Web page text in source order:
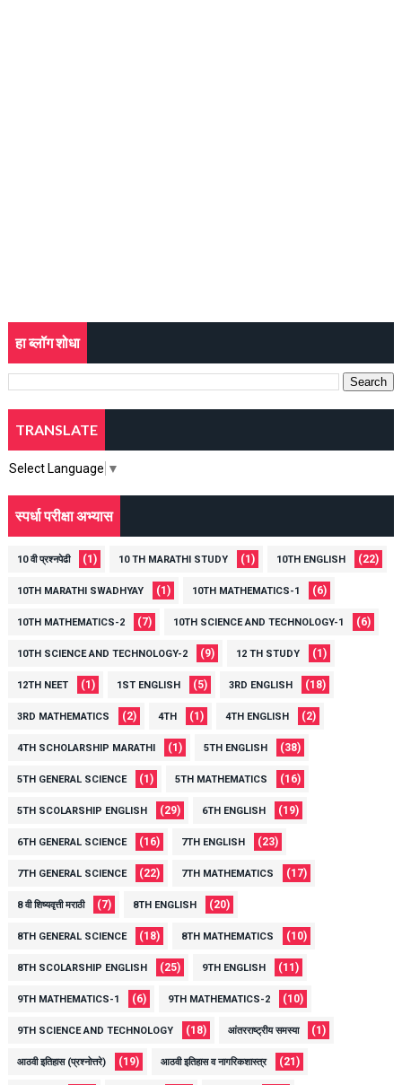
हा ब्लॉग शोधा
TRANSLATE
Select Language ▼
स्पर्धा परीक्षा अभ्यास
10 वी प्रश्नपेढी (1) 10 TH MARATHI STUDY (1) 10TH ENGLISH (22)
10TH MARATHI SWADHYAY (1) 10TH MATHEMATICS-1 (6)
10TH MATHEMATICS-2 (7) 10TH SCIENCE AND TECHNOLOGY-1 (6)
10TH SCIENCE AND TECHNOLOGY-2 (9) 12 TH STUDY (1)
12TH NEET (1) 1ST ENGLISH (5) 3RD ENGLISH (18)
3RD MATHEMATICS (2) 4TH (1) 4TH ENGLISH (2)
4TH SCHOLARSHIP MARATHI (1) 5TH ENGLISH (38)
5TH GENERAL SCIENCE (1) 5TH MATHEMATICS (16)
5TH SCOLARSHIP ENGLISH (29) 6TH ENGLISH (19)
6TH GENERAL SCIENCE (16) 7TH ENGLISH (23)
7TH GENERAL SCIENCE (22) 7TH MATHEMATICS (17)
8 वी शिष्यवृत्ती मराठी (7) 8TH ENGLISH (20)
8TH GENERAL SCIENCE (18) 8TH MATHEMATICS (10)
8TH SCOLARSHIP ENGLISH (25) 9TH ENGLISH (11)
9TH MATHEMATICS-1 (6) 9TH MATHEMATICS-2 (10)
9TH SCIENCE AND TECHNOLOGY (18) आंतरराष्ट्रीय समस्या (1)
आठवी इतिहास (प्रश्नोत्तरे) (19) आठवी इतिहास व नागरिकशास्त्र (21)